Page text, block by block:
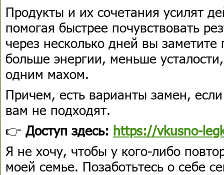
Продукты и их сочетания усилят
помогая быстрее почувствовать
через несколько дней вы
больше энергии, меньше
одним махом.
Причем, есть варианты замен,
вам не подходят.
👉 Доступ здесь: https://vkusno-
Я не хочу, чтобы у кого-либо
моей семье. Позаботьтесь о себе